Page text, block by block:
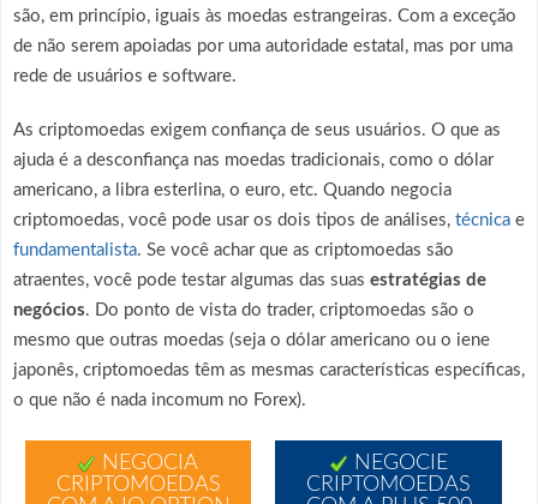
são, em princípio, iguais às moedas estrangeiras. Com a exceção
de não serem apoiadas por uma autoridade estatal, mas por uma
rede de usuários e software.
As criptomoedas exigem confiança de seus usuários. O que as
ajuda é a desconfiança nas moedas tradicionais, como o dólar
americano, a libra esterlina, o euro, etc. Quando negocia
criptomoedas, você pode usar os dois tipos de análises, técnica e
fundamentalista. Se você achar que as criptomoedas são
atraentes, você pode testar algumas das suas estratégias de
negócios. Do ponto de vista do trader, criptomoedas são o
mesmo que outras moedas (seja o dólar americano ou o iene
japonês, criptomoedas têm as mesmas características específicas,
o que não é nada incomum no Forex).
NEGOCIA
CRIPTOMOEDAS
NEGOCIE
CRIPTOMOEDAS